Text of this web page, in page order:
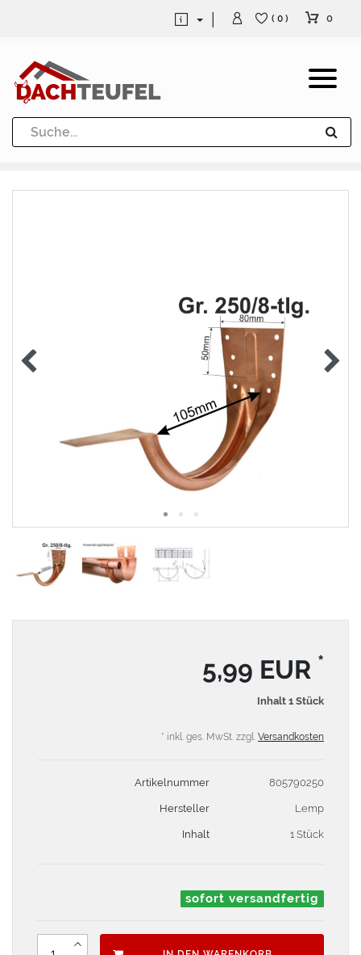
Dachrinne und Fallrohre
Werkzeuge und Löttechnik
( 0 ) 0
5,99 EUR *
Inhalt 1 Stück
* inkl. ges. MwSt. zzgl. Versandkosten
Artikelnummer 805790250
Hersteller Lemp
Inhalt 1 Stück
sofort versandfertig